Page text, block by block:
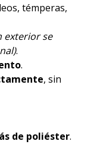
témperas,
exterior se
.
.
, sin
de poliéster.